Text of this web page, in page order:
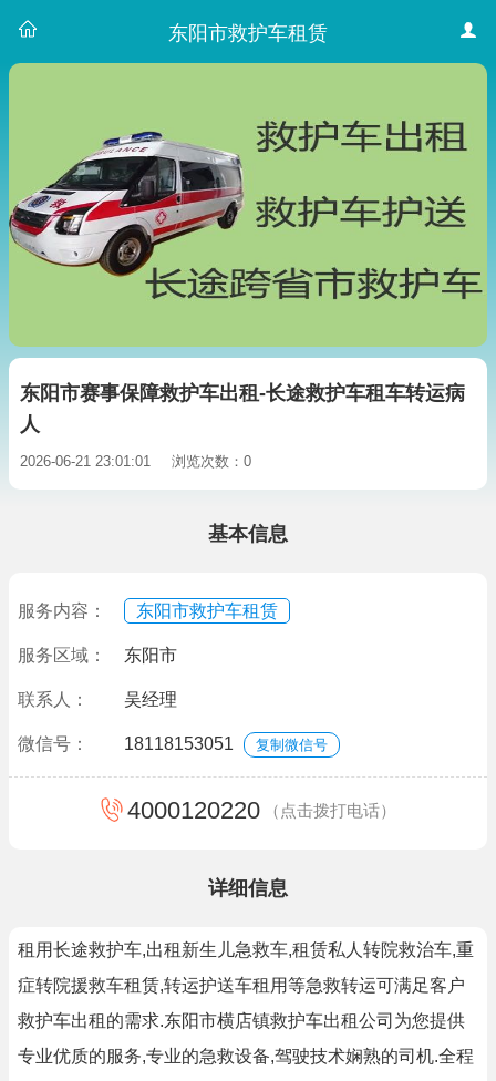
东阳市救护车租赁
东阳市赛事保障救护车出租-长途救护车租车转运病
人
2026-06-21 23:01:01 浏览次数：0
基本信息
服务内容： 东阳市救护车租赁
服务区域： 东阳市
联系人： 吴经理
微信号： 18118153051 复制微信号
4000120220 （点击拨打电话）
详细信息
租用长途救护车,出租新生儿急救车,租赁私人转院救治车,重
症转院援救车租赁,转运护送车租用等急救转运可满足客户
救护车出租的需求.东阳市横店镇救护车出租公司为您提供
专业优质的服务,专业的急救设备,驾驶技术娴熟的司机.全程